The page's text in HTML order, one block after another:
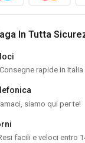
In Tutta
rapide in Italia
siamo qui per te!
facili e veloci entro
ACCETTA TUTTI